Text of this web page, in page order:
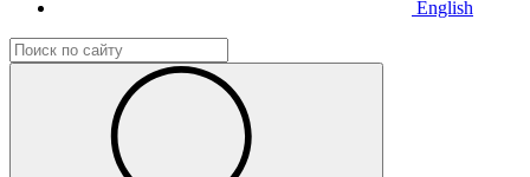
English